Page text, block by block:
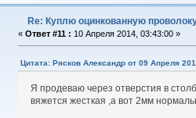
Re: Куплю оцинкованную
« Ответ #11 : 10 Апреля 2014, 03:43:00 »
Цитата: Рясков Александр от 09 Апреля
Я продеваю через отверстия в
вяжется жесткая ,а вот 2мм